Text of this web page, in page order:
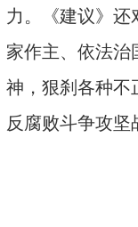
力。《建议》还
家作主、依法治
神，狠刹各种不
反腐败斗争攻